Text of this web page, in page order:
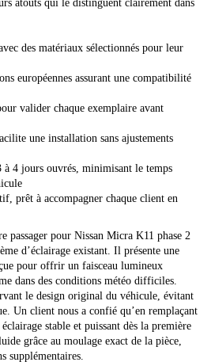
atouts qui le distinguent clairement dans
des matériaux sélectionnés pour leur
européennes assurant une compatibilité
valider chaque exemplaire avant
une installation sans ajustements
à 4 jours ouvrés, minimisant le temps
prêt à accompagner chaque client en
passager pour Nissan Micra K11 phase 2
d’éclairage existant. Il présente une
pour offrir un faisceau lumineux
dans des conditions météo difficiles.
le design original du véhicule, évitant
Un client nous a confié qu’en remplaçant
stable et puissant dès la première
grâce au moulage exact de la pièce,
supplémentaires.